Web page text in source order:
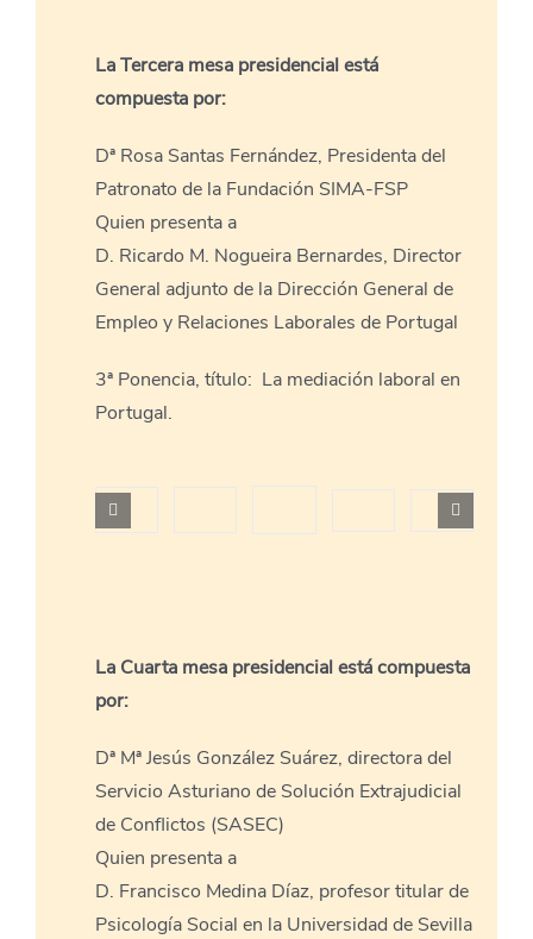
La Tercera mesa presidencial está
compuesta por:
Dª Rosa Santas Fernández, Presidenta del
Patronato de la Fundación SIMA-FSP
Quien presenta a
D. Ricardo M. Nogueira Bernardes, Director
General adjunto de la Dirección General de
Empleo y Relaciones Laborales de Portugal
3ª Ponencia, título: La mediación laboral en
Portugal.
La Cuarta mesa presidencial está compuesta
por:
Dª Mª Jesús González Suárez, directora del
Servicio Asturiano de Solución Extrajudicial
de Conflictos (SASEC)
Quien presenta a
D. Francisco Medina Díaz, profesor titular de
Psicología Social en la Universidad de Sevilla